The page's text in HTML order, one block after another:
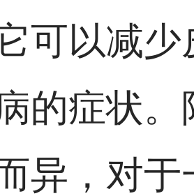
可以减
的症状
异，对于